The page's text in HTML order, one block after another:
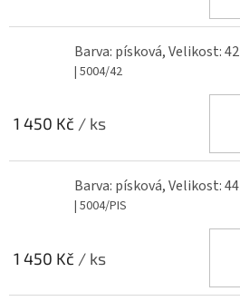
Barva: písková, Velikost: 42
| 5004/42
1 450 Kč / ks
Barva: písková, Velikost: 44
| 5004/PIS
1 450 Kč / ks